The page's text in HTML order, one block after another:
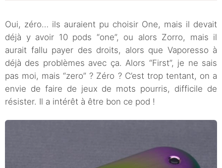
Oui, zéro… ils auraient pu choisir One, mais il devait
déjà y avoir 10 pods “one”, ou alors Zorro, mais il
aurait fallu payer des droits, alors que Vaporesso à
déjà des problèmes avec ça. Alors “First”, je ne sais
pas moi, mais “zero” ? Zéro ? C’est trop tentant, on a
envie de faire de jeux de mots pourris, difficile de
résister. Il a intérêt à être bon ce pod !